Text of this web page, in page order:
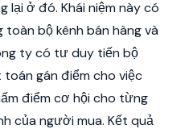
lại ở đó. Khái niệm này có
bộ kênh bán hàng và
ty có tư duy tiến bộ
gán điểm cho việc
điểm cơ hội cho từng
của người mua. Kết quả